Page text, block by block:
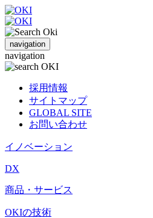
navigation
navigation
採用情報
サイトマップ
GLOBAL SITE
お問い合わせ
イノベーション
DX
商品・サービス
OKIの技術